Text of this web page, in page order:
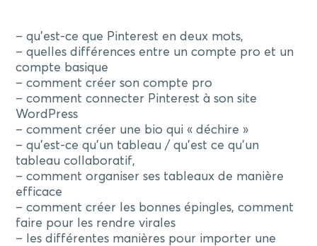
– qu’est-ce que Pinterest en deux mots,
– quelles différences entre un compte pro et un
compte basique
– comment créer son compte pro
– comment connecter Pinterest à son site
WordPress
– comment créer une bio qui « déchire »
– qu’est-ce qu’un tableau / qu’est ce qu’un
tableau collaboratif,
– comment organiser ses tableaux de manière
efficace
– comment créer les bonnes épingles, comment
faire pour les rendre virales
– les différentes manières pour importer une